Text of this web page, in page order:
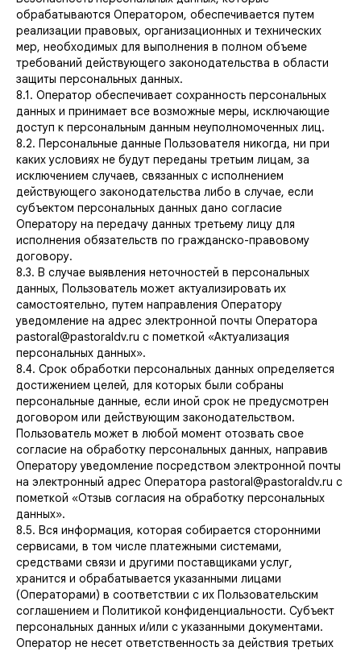
обрабатываются Оператором, обеспечивается путем
реализации правовых, организационных и технических
мер, необходимых для выполнения в полном объеме
требований действующего законодательства в области
защиты персональных данных.
8.1. Оператор обеспечивает сохранность персональных
данных и принимает все возможные меры, исключающие
доступ к персональным данным неуполномоченных лиц.
8.2. Персональные данные Пользователя никогда, ни при
каких условиях не будут переданы третьим лицам, за
исключением случаев, связанных с исполнением
действующего законодательства либо в случае, если
субъектом персональных данных дано согласие
Оператору на передачу данных третьему лицу для
исполнения обязательств по гражданско-правовому
договору.
8.3. В случае выявления неточностей в персональных
данных, Пользователь может актуализировать их
самостоятельно, путем направления Оператору
уведомление на адрес электронной почты Оператора
pastoral@pastoraldv.ru с пометкой «Актуализация
персональных данных».
8.4. Срок обработки персональных данных определяется
достижением целей, для которых были собраны
персональные данные, если иной срок не предусмотрен
договором или действующим законодательством.
Пользователь может в любой момент отозвать свое
согласие на обработку персональных данных, направив
Оператору уведомление посредством электронной почты
на электронный адрес Оператора pastoral@pastoraldv.ru с
пометкой «Отзыв согласия на обработку персональных
данных».
8.5. Вся информация, которая собирается сторонними
сервисами, в том числе платежными системами,
средствами связи и другими поставщиками услуг,
хранится и обрабатывается указанными лицами
(Операторами) в соответствии с их Пользовательским
соглашением и Политикой конфиденциальности. Субъект
персональных данных и/или с указанными документами.
Оператор не несет ответственность за действия третьих